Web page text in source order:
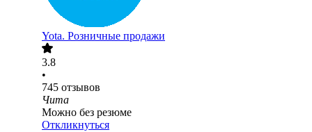
Yota. Розничные продажи
3.8
•
745 отзывов
Чита
Можно без резюме
Откликнуться